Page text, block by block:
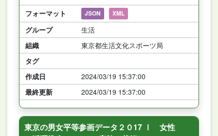
フォーマット
JSON XML
グループ
生活
組織
東京都生活文化スポーツ局
タグ
作成日
2024/03/19 15:37:00
最終更新
2024/03/19 15:37:00
東京の男女平等参画データ２０17 Ⅰ 女性